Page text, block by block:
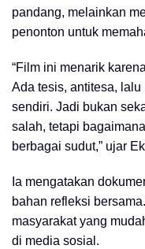
pandang, melainkan
penonton untuk
“Film ini menarik
Ada tesis, antitesa,
sendiri. Jadi bukan
salah, tetapi
berbagai sudut,” ujar
Ia mengatakan
bahan refleksi
masyarakat yang
di media sosial.